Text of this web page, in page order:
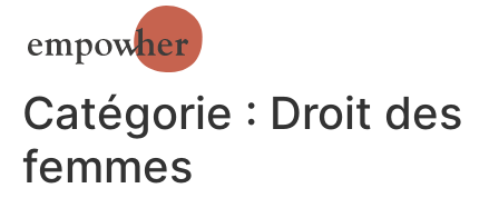
Catégorie : Droit des
femmes